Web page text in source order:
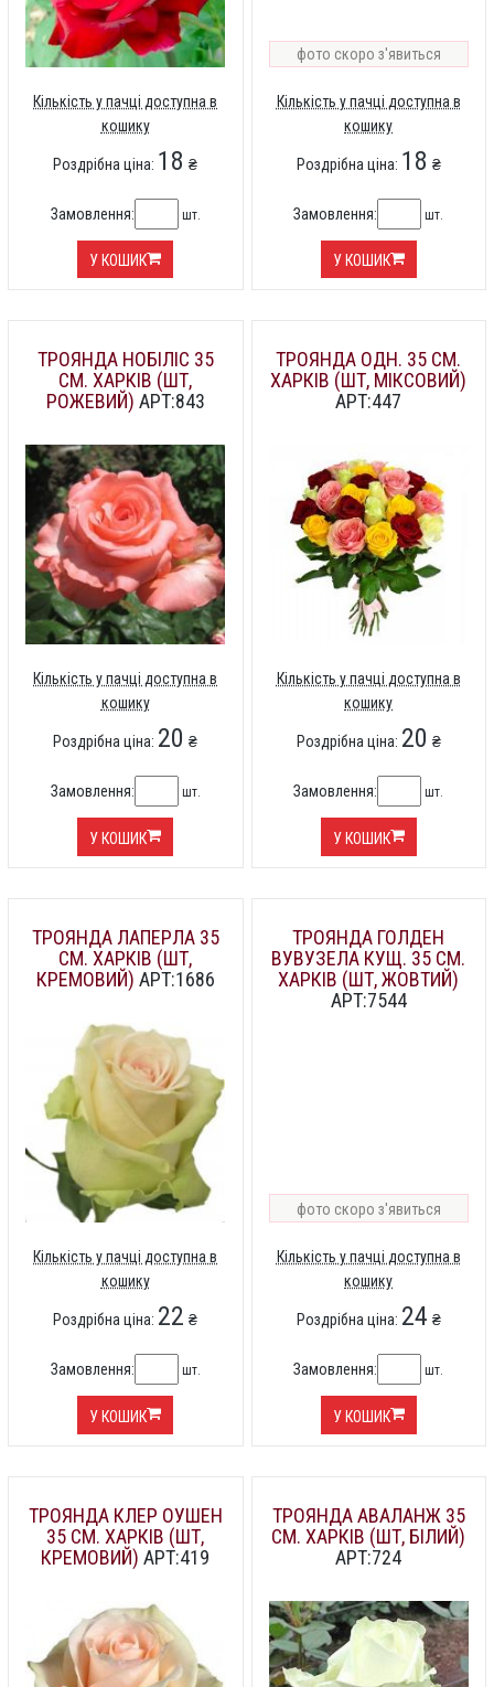
Кількість у пачці доступна в
кошику
Роздрібна ціна: 18 ₴
Замовлення: шт.
У КОШИК
фото скоро з'явиться
Кількість у пачці доступна в
кошику
Роздрібна ціна: 18 ₴
Замовлення: шт.
У КОШИК
ТРОЯНДА НОБІЛІС 35
СМ. ХАРКІВ (ШТ,
РОЖЕВИЙ) АРТ:843
Кількість у пачці доступна в
кошику
Роздрібна ціна: 20 ₴
Замовлення: шт.
У КОШИК
ТРОЯНДА ОДН. 35 СМ.
ХАРКІВ (ШТ, МІКСОВИЙ)
АРТ:447
Кількість у пачці доступна в
кошику
Роздрібна ціна: 20 ₴
Замовлення: шт.
У КОШИК
ТРОЯНДА ЛАПЕРЛА 35
СМ. ХАРКІВ (ШТ,
КРЕМОВИЙ) АРТ:1686
Кількість у пачці доступна в
кошику
Роздрібна ціна: 22 ₴
Замовлення: шт.
У КОШИК
ТРОЯНДА ГОЛДЕН
ВУВУЗЕЛА КУЩ. 35 СМ.
ХАРКІВ (ШТ, ЖОВТИЙ)
АРТ:7544
фото скоро з'явиться
Кількість у пачці доступна в
кошику
Роздрібна ціна: 24 ₴
Замовлення: шт.
У КОШИК
ТРОЯНДА КЛЕР ОУШЕН
35 СМ. ХАРКІВ (ШТ,
КРЕМОВИЙ) АРТ:419
ТРОЯНДА АВАЛАНЖ 35
СМ. ХАРКІВ (ШТ, БІЛИЙ)
АРТ:724